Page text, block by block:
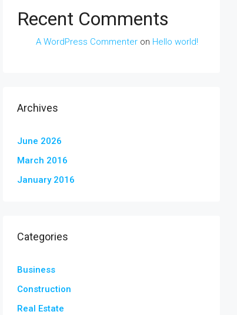
Recent Comments
A WordPress Commenter on Hello world!
Archives
June 2026
March 2016
January 2016
Categories
Business
Construction
Real Estate